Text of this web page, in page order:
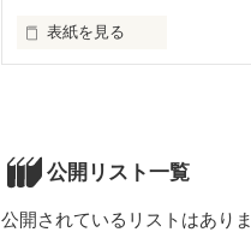
表紙を見る
この物語はとても残酷で苦
しかし、その苦しみや悲し
公開リスト一覧
公開されているリストはありま